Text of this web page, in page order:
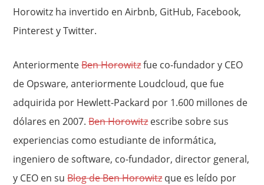
Horowitz ha invertido en Airbnb, GitHub, Facebook,
Pinterest y Twitter.
AnteriormenteBen Horowitzfue co-fundador y CEO
de Opsware, anteriormente Loudcloud, que fue
adquirida por Hewlett-Packard por 1.600 millones de
dólares en2007. Ben Horowitzescribe sobre sus
experiencias como estudiante de informática,
ingeniero de software, co-fundador, director general,
y CEO en suBlog de Ben Horowitzque es leído por